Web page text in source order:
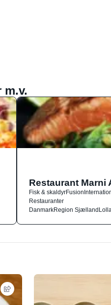
m.v.
Restaurant Marni
Fisk & skaldyrFusion
Restauranter
DanmarkRegion Sjælland